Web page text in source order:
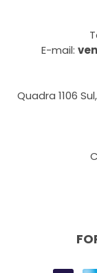
E-mail:
Quadra 1106